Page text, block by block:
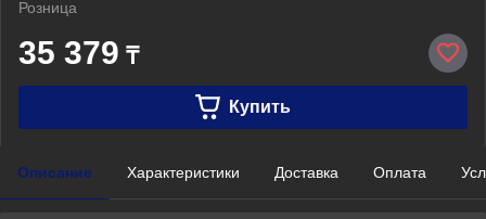
Розница
35 379 ₸
Купить
Описание Характеристики Доставка Оплата